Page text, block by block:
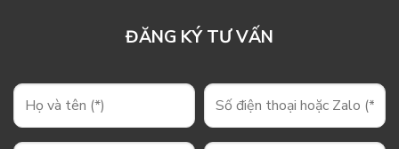
ĐĂNG KÝ TƯ VẤN